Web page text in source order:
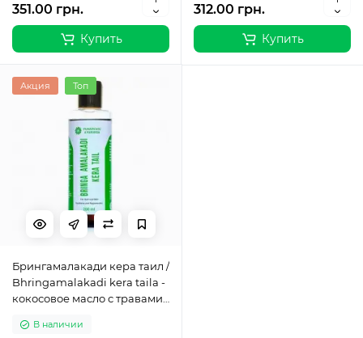
351.00 грн.
Купить
312.00 грн.
Купить
Акция Топ
Брингамалакади кера таил /
Bhringamalakadi kera taila -
кокосовое масло с травами
охлаждения - Пунарвасу -
В наличии